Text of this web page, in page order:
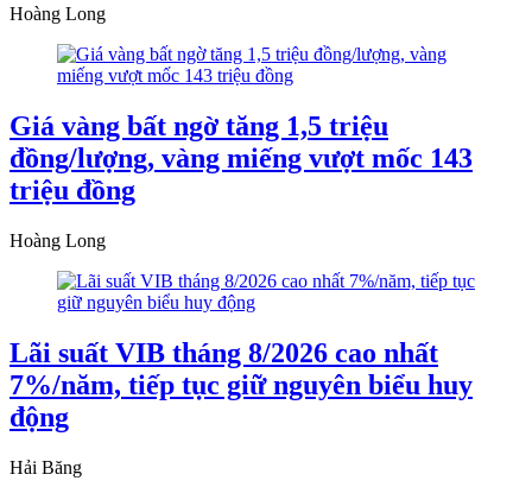
Hoàng Long
Giá vàng bất ngờ tăng 1,5 triệu
đồng/lượng, vàng miếng vượt mốc 143
triệu đồng
Hoàng Long
Lãi suất VIB tháng 8/2026 cao nhất
7%/năm, tiếp tục giữ nguyên biểu huy
động
Hải Băng